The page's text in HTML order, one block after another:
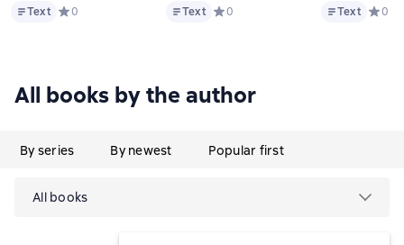
TextText Средний рейтинг 0 на основе 0 оценок
0 TextText Средний рейтинг 0 на основе 0
0 TextText 0
All books by the author
By series By newest Popular first
All books